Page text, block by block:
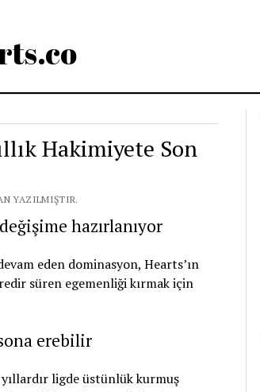
Hakimiyete Son
YAZILMIŞTIR.
hazırlanıyor
eden dominasyon, Hearts’ın
süren egemenliği kırmak için
erebilir
ligde üstünlük kurmuş